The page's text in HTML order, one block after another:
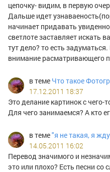
цепочку- видим, в первую
Дальше идет
начинает придавать
светлоте заставляет искать
тут дело? то есть
внимание расматривающего
в теме Что такое
17.12.2011 18:37
Это делание картинок с
Для чего занимаемся? А кто
в теме"я не такая, я жду
14.05.2011 16:02
Перевод значимого и
это или плохо? Есть песни со